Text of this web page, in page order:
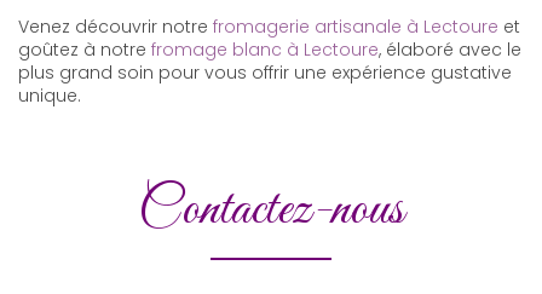
Venez découvrir notre fromagerie artisanale à Lectoure et
goûtez à notre fromage blanc à Lectoure, élaboré avec le
plus grand soin pour vous offrir une expérience gustative
unique.
Contactez-nous